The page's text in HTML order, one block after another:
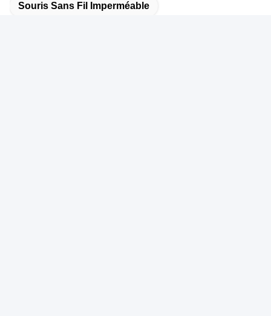
Souris Sans Fil Imperméable